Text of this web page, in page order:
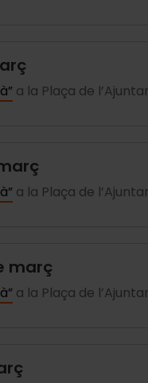
a la Plaça de
a la Plaça de
març
a la Plaça de